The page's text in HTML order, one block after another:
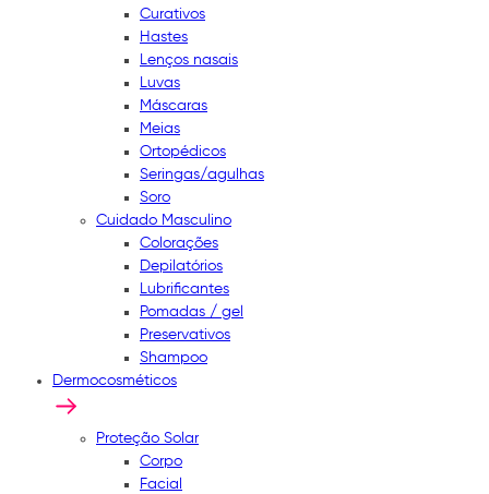
Curativos
Hastes
Lenços nasais
Luvas
Máscaras
Meias
Ortopédicos
Seringas/agulhas
Soro
Cuidado Masculino
Colorações
Depilatórios
Lubrificantes
Pomadas / gel
Preservativos
Shampoo
Dermocosméticos
Proteção Solar
Corpo
Facial